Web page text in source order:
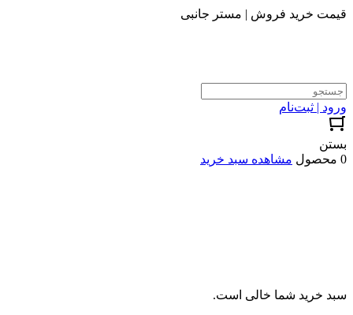
قیمت خرید فروش | مستر جانبی
ورود | ثبت‌نام
بستن
0 محصول
مشاهده سبد خرید
سبد خرید شما خالی است.